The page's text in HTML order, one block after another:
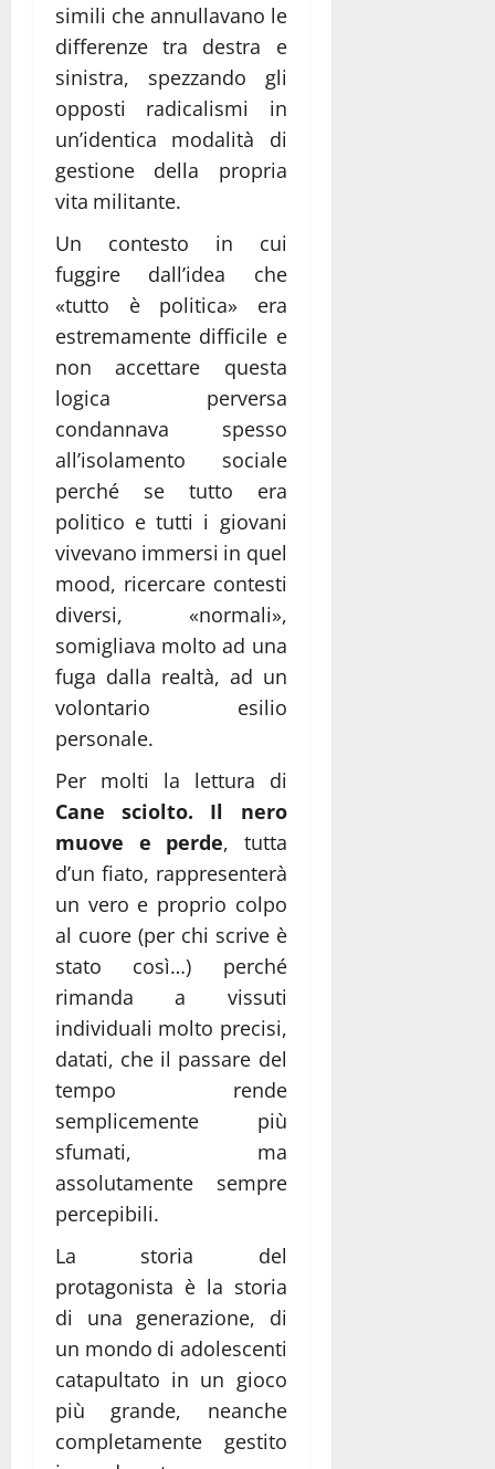
simili che annullavano le
differenze tra destra e
sinistra, spezzando gli
opposti radicalismi in
un’identica modalità di
gestione della propria
vita militante.
Un contesto in cui
fuggire dall’idea che
«tutto è politica» era
estremamente difficile e
non accettare questa
logica perversa
condannava spesso
all’isolamento sociale
perché se tutto era
politico e tutti i giovani
vivevano immersi in quel
mood, ricercare contesti
diversi, «normali»,
somigliava molto ad una
fuga dalla realtà, ad un
volontario esilio
personale.
Per molti la lettura di
Cane sciolto. Il nero
muove e perde, tutta
d’un fiato, rappresenterà
un vero e proprio colpo
al cuore (per chi scrive è
stato così…) perché
rimanda a vissuti
individuali molto precisi,
datati, che il passare del
tempo rende
semplicemente più
sfumati, ma
assolutamente sempre
percepibili.
La storia del
protagonista è la storia
di una generazione, di
un mondo di adolescenti
catapultato in un gioco
più grande, neanche
completamente gestito